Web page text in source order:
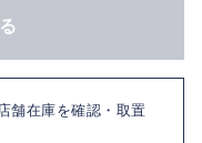
舗在庫を確認・取置